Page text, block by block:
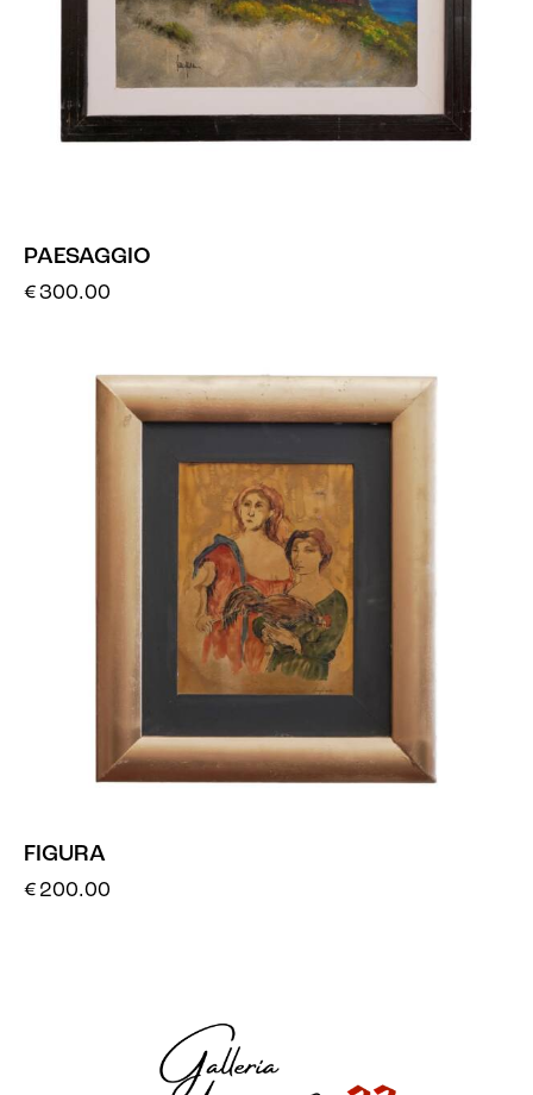
PAESAGGIO
€300.00
FIGURA
€ 200.00